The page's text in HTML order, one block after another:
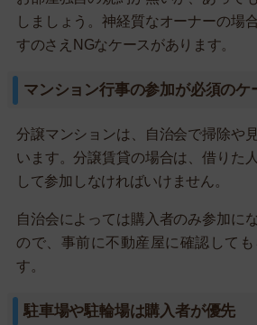
しましょう。神経質なオーナーの場
すのさえNGなケースがあります。
マンション行事の参加が必須のケ
分譲マンションは、自治会で掃除や
います。分譲賃貸の場合は、借りた
して参加しなければいけません。
自治会によっては購入者のみ参加に
ので、事前に不動産屋に確認して
す。
駐車場や駐輪場は購入者が優先